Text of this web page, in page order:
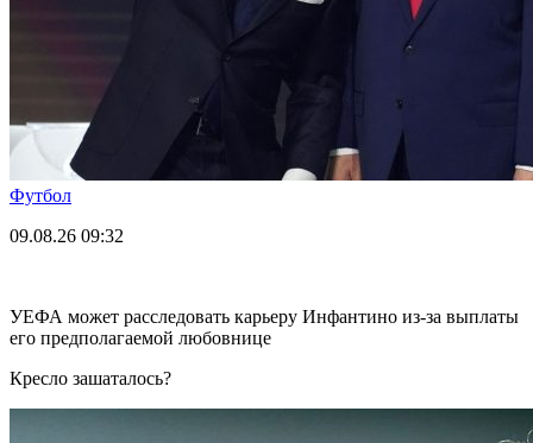
Футбол
09.08.26 09:32
УЕФА может расследовать карьеру Инфантино из-за выплаты
его предполагаемой любовнице
Кресло зашаталось?